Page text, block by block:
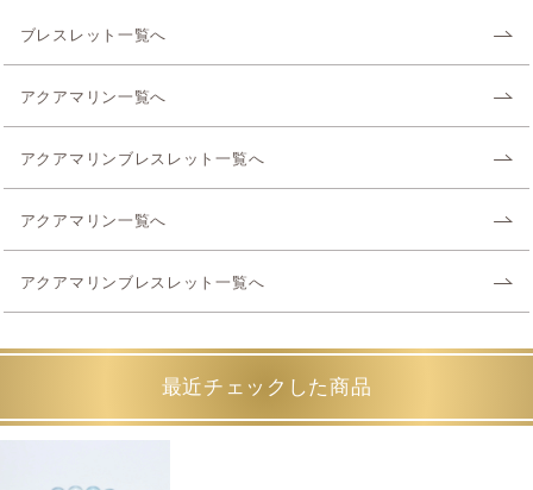
ブレスレット一覧へ
アクアマリン一覧へ
アクアマリンブレスレット一覧へ
アクアマリン一覧へ
アクアマリンブレスレット一覧へ
最近チェックした商品